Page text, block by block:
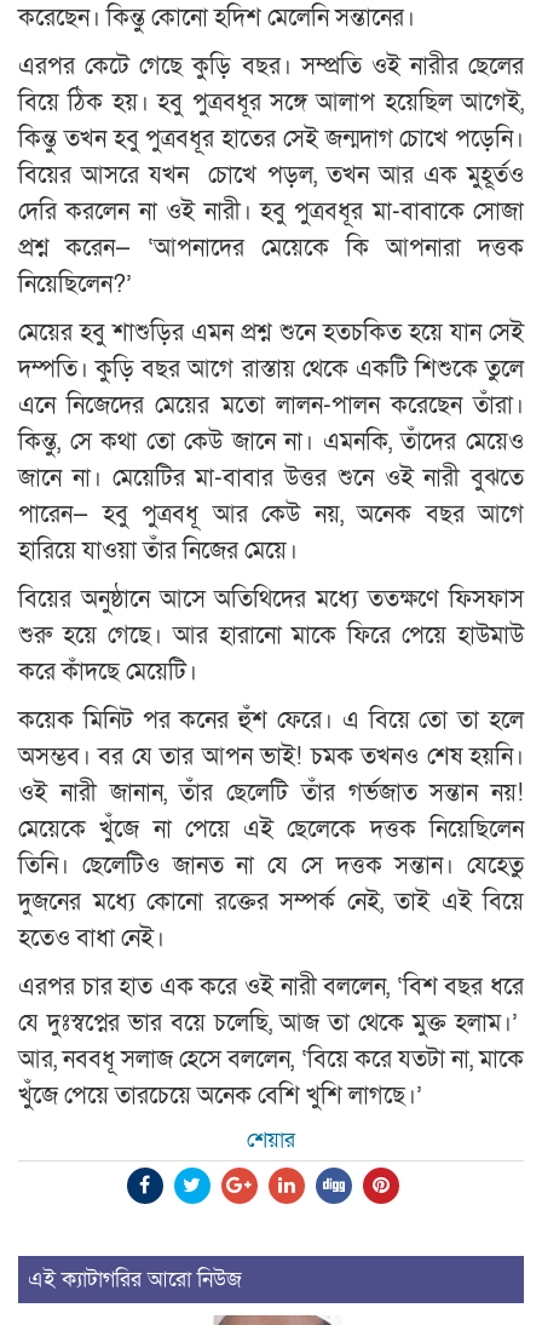
করেছেন। কিন্তু কোনো হদিশ মেলেনি সন্তানের।
এরপর কেটে গেছে কুড়ি বছর। সম্প্রতি ওই নারীর ছেলের
বিয়ে ঠিক হয়। হবু পুত্রবধূর সঙ্গে আলাপ হয়েছিল আগেই,
কিন্তু তখন হবু পুত্রবধূর হাতের সেই জন্মদাগ চোখে পড়েনি।
বিয়ের আসরে যখন চোখে পড়ল, তখন আর এক মুহূর্তও
দেরি করলেন না ওই নারী। হবু পুত্রবধূর মা-বাবাকে সোজা
প্রশ্ন করেন— ‘আপনাদের মেয়েকে কি আপনারা দত্তক
নিয়েছিলেন?’
মেয়ের হবু শাশুড়ির এমন প্রশ্ন শুনে হতচকিত হয়ে যান সেই
দম্পতি। কুড়ি বছর আগে রাস্তায় থেকে একটি শিশুকে তুলে
এনে নিজেদের মেয়ের মতো লালন-পালন করেছেন তাঁরা।
কিন্তু, সে কথা তো কেউ জানে না। এমনকি, তাঁদের মেয়েও
জানে না। মেয়েটির মা-বাবার উত্তর শুনে ওই নারী বুঝতে
পারেন— হবু পুত্রবধূ আর কেউ নয়, অনেক বছর আগে
হারিয়ে যাওয়া তাঁর নিজের মেয়ে।
বিয়ের অনুষ্ঠানে আসে অতিথিদের মধ্যে ততক্ষণে ফিসফাস
শুরু হয়ে গেছে। আর হারানো মাকে ফিরে পেয়ে হাউমাউ
করে কাঁদছে মেয়েটি।
কয়েক মিনিট পর কনের হুঁশ ফেরে। এ বিয়ে তো তা হলে
অসম্ভব। বর যে তার আপন ভাই! চমক তখনও শেষ হয়নি।
ওই নারী জানান, তাঁর ছেলেটি তাঁর গর্ভজাত সন্তান নয়!
মেয়েকে খুঁজে না পেয়ে এই ছেলেকে দত্তক নিয়েছিলেন
তিনি। ছেলেটিও জানত না যে সে দত্তক সন্তান। যেহেতু
দুজনের মধ্যে কোনো রক্তের সম্পর্ক নেই, তাই এই বিয়ে
হতেও বাধা নেই।
এরপর চার হাত এক করে ওই নারী বললেন, ‘বিশ বছর ধরে
যে দুঃস্বপ্নের ভার বয়ে চলেছি, আজ তা থেকে মুক্ত হলাম।’
আর, নববধূ সলাজ হেসে বললেন, ‘বিয়ে করে যতটা না, মাকে
খুঁজে পেয়ে তারচেয়ে অনেক বেশি খুশি লাগছে।’
শেয়ার
এই ক্যাটাগরির আরো নিউজ